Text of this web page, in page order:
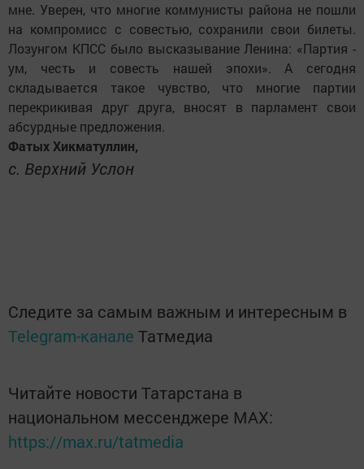
мне. Уверен, что многие коммунисты района не пошли
на компромисс с совестью, сохранили свои билеты.
Лозунгом КПСС было высказывание Ленина: «Партия -
ум, честь и совесть нашей эпохи». А сегодня
складывается такое чувство, что многие партии
перекрикивая друг друга, вносят в парламент свои
абсурдные предложения.
Фатых Хикматуллин,
с. Верхний Услон
Следите за самым важным и интересным в
Telegram-канале Татмедиа
Читайте новости Татарстана в
национальном мессенджере MАХ:
https://max.ru/tatmedia